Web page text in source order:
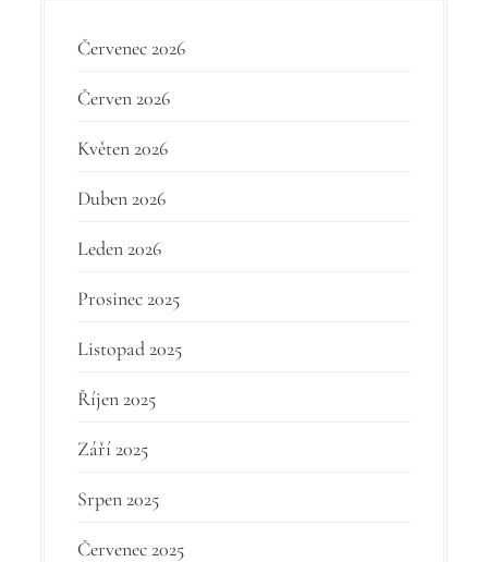
Červenec 2026
Červen 2026
Květen 2026
Duben 2026
Leden 2026
Prosinec 2025
Listopad 2025
Říjen 2025
Září 2025
Srpen 2025
Červenec 2025